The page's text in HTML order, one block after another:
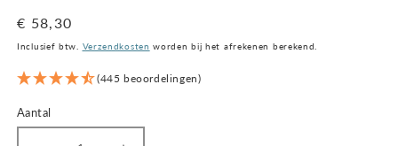
Normale
prijs
€ 58,30
Inclusief btw. Verzendkosten worden bij het afrekenen berekend.
(445 beoordelingen)
Aantal